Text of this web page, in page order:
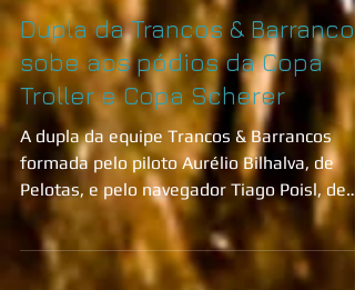
Dupla da Trancos & Barrancos
sobe aos pódios da Copa
Troller e Copa Scherer
A dupla da equipe Trancos & Barrancos
formada pelo piloto Aurélio Bilhalva, de
Pelotas, e pelo navegador Tiago Poisl, de